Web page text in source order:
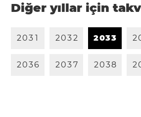
Diğer yıllar için
203 1 2032 2033 2
2036 2037 2038 2